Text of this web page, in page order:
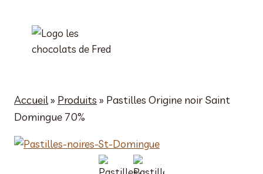
Accueil» Produits » Pastilles Origine noir Saint
Domingue 70%